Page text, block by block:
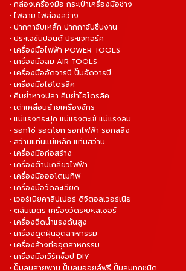
• กล่องเครื่องมือ กระเป๋าเครื่องมือช่าง
• ไฟฉาย ไฟส่องสว่าง
• ปากกาจับเหล็ก ปากกาจับชิ้นงาน
• ประแจขันปอนด์ ประแจทอร์ค
• เครื่องมือไฟฟ้า POWER TOOLS
• เครื่องมือลม AIR TOOLS
• เครื่องมืออัดจารบี ปั๊มอัดจารบี
• เครื่องมือไฮโดรลิค
• คีมย้ำหางปลา คีมย้ำไฮโดรลิค
• เต่าเคลื่อนย้ายเครื่องจักร
• แม่แรงกระปุก แม่แรงตะเข้ แม่แรงลม
• รอกโซ่ รอดโยก รอกไฟฟ้า รอกสลิง
• สว่านแท่นแม่เหล็ก แท่นสว่าน
• เครื่องมือก่อสร้าง
• เครื่องต๊าปเกลียวไฟฟ้า
• เครื่องมือออโตเมทีฟ
• เครื่องมือวัดละเอียด
• เวอร์เนียคาลิปเปอร์ ดิจิตอลเวอร์เนีย
• ตลับเมตร เครื่องวัดระยะเลเซอร์
• เครื่องฉีดน้ำแรงดันสูง
• เครื่องดูดฝุ่นอุตสาหกรรม
• เครื่องล้างท่ออุตสาหกรรม
• เครื่องมือเวิร์คช็อป DIY
• ปั๊มลมสายพาน ปั๊มลมออยล์ฟรี ปั๊มลมทุกชนิด